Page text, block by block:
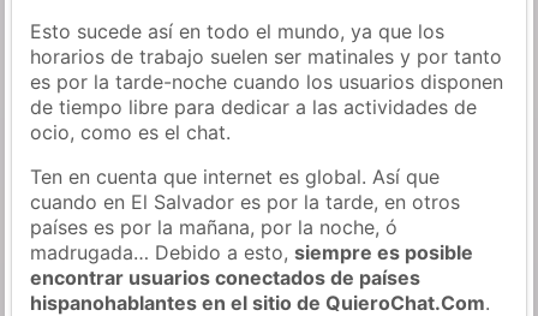
Esto sucede así en todo el mundo, ya que los
horarios de trabajo suelen ser matinales y por tanto
es por la tarde-noche cuando los usuarios disponen
de tiempo libre para dedicar a las actividades de
ocio, como es el chat.
Ten en cuenta que internet es global. Así que
cuando en El Salvador es por la tarde, en otros
países es por la mañana, por la noche, ó
madrugada… Debido a esto,siempre es posible
encontrar usuarios conectados de países
hispanohablantes en el sitio de QuieroChat.Com.